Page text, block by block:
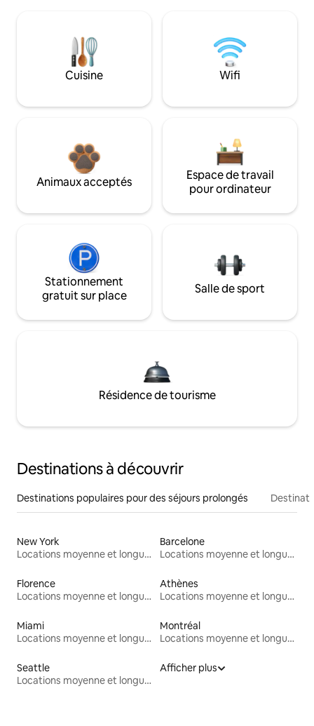
Cuisine Wifi
Animaux acceptés
Espace de travail
pour ordinateur
Stationnement
gratuit sur place
Salle de sport
Résidence de tourisme
Destinations à découvrir
Destinations populaires pour des séjours prolongés
New York
Locations moyenne et longue durée
Barcelone
Locations moyenne et longue durée
Florence
Locations moyenne et longue durée
Athènes
Locations moyenne et longue durée
Miami
Locations moyenne et longue durée
Montréal
Locations moyenne et longue durée
Seattle
Locations moyenne et longue durée
Afficher plus